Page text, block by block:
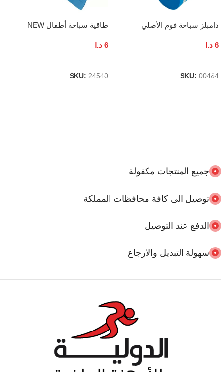
دامبلز سباحة فوم الأصلي
6 د.ا
SKU: 00464
طاقية سباحة أطفال NEW
6 د.ا
SKU: 24540
جميع المنتجات مكفولة
توصيل الى كافة محافظات المملكة
الدفع عند التوصيل
سهولة التبديل والارجاع